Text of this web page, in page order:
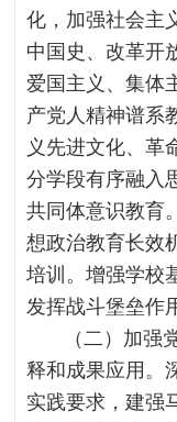
化，加强社会主
中国史、改革开
爱国主义、集体
产党人精神谱系
义先进文化、革
分学段有序融入
共同体意识教育
想政治教育长效
培训。增强学校
发挥战斗堡垒作
（二）加强
释和成果应用。
实践要求，建强